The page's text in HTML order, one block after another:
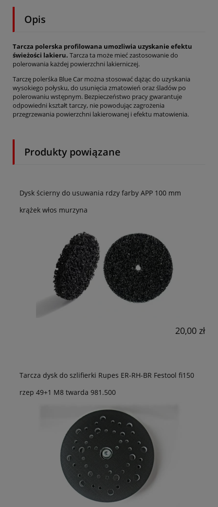
Opis
Tarcza polerska profilowana umozliwia uzyskanie efektu
świeżości lakieru. Tarcza ta może mieć zastosowanie do
polerowania każdej powierzchni lakierniczej.
Tarczę polerśka Blue Car można stosować dążąc do uzyskania
wysokiego połysku, do usunięcia zmatowień oraz śladów po
polerowaniu wstępnym. Bezpieczeństwo pracy gwarantuje
odpowiedni kształt tarczy, nie powodując zagrożenia
przegrzewania powierzchni lakierowanej i efektu matowienia.
Produkty powiązane
Dysk ścierny do usuwania rdzy farby APP 100 mm
krążek włos murzyna
20,00 zł
Tarcza dysk do szlifierki Rupes ER-RH-BR Festool fi150
rzep 49+1 M8 twarda 981.500